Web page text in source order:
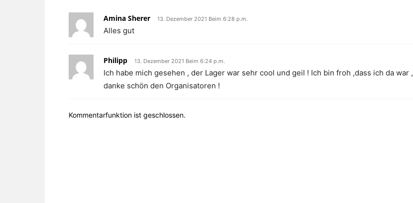
Amina Sherer 13. Dezember 2021 Beim 6:28 p.m.
Alles gut
Philipp 13. Dezember 2021 Beim 6:24 p.m.
Ich habe mich gesehen , der Lager war sehr cool und geil ! Ich bin froh ,dass ich da war ,
danke schön den Organisatoren !
Kommentarfunktion ist geschlossen.